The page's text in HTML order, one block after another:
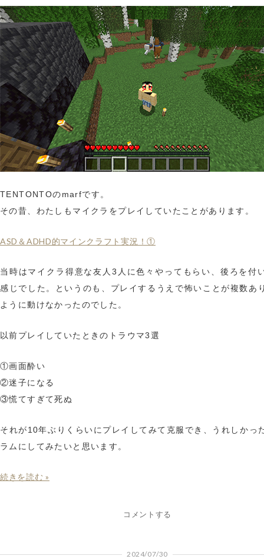
TENTONTOのmarfです。
その昔、わたしもマイクラをプレイしていたことがあります。
ASD＆ADHD的マインクラフト実況！①
当時はマイクラ得意な友人3人に色々やってもらい、後ろを付
感じでした。というのも、プレイするうえで怖いことが複数あ
ように動けなかったのでした。
以前プレイしていたときのトラウマ3選
①画面酔い
②迷子になる
③慌てすぎて死ぬ
それが10年ぶりくらいにプレイしてみて克服でき、うれしかっ
ラムにしてみたいと思います。
続きを読む »
コメントする
2024/07/30